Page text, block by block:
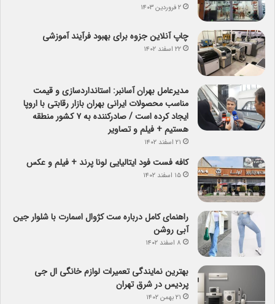
۲ فروردین ۱۴۰۳
چاپ آنلاین جزوه برای بهبود فرآیند آموزشی
۲۲ اسفند ۱۴۰۲
مدیرعامل بهران آسانبر: استانداردسازی و قیمت
مناسب محصولات ایرانی بهران بازار رقابتی با اروپا
ایجاد کرده است / صادرکننده به ۷ کشور منطقه
هستیم + فیلم و تصاویر
۲۱ اسفند ۱۴۰۲
کافه فست فود ایتالیایی لونا پرند + فیلم و عکس
۱۵ اسفند ۱۴۰۲
راهنمای کامل درباره ست کژوال اسمارت با شلوار جین
آبی روشن
۸ اسفند ۱۴۰۲
بهترین نمایندگی تعمیرات لوازم خانگی ال جی
پردیس در شرق تهران
۲۱ بهمن ۱۴۰۲